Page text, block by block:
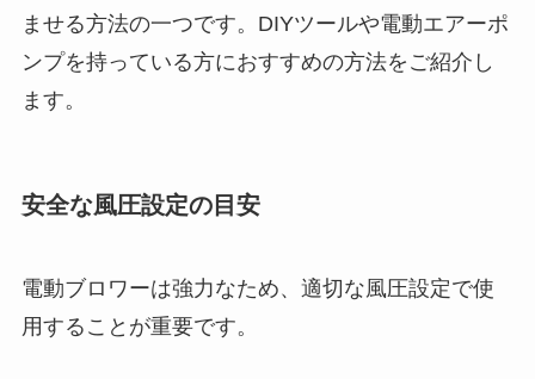
ませる方法の一つです。DIYツールや電動エアーポ
ンプを持っている方におすすめの方法をご紹介し
ます。
安全な風圧設定の目安
電動ブロワーは強力なため、適切な風圧設定で使
用することが重要です。